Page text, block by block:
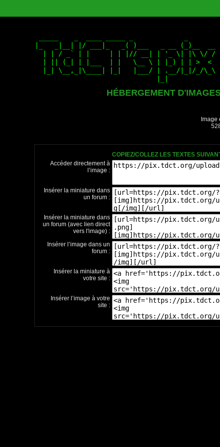
HÉBERGEMENT
COPIEZ/COLLEZ LES TEXTES
Accéder directement à
l’image :
Insérer la miniature dans
un forum :
Insérer la miniature dans
un forum (avec lien direct
vers l'image) :
Insérer l’image dans un
forum :
Insérer la miniature à
votre site :
Insérer l’image à votre
site :